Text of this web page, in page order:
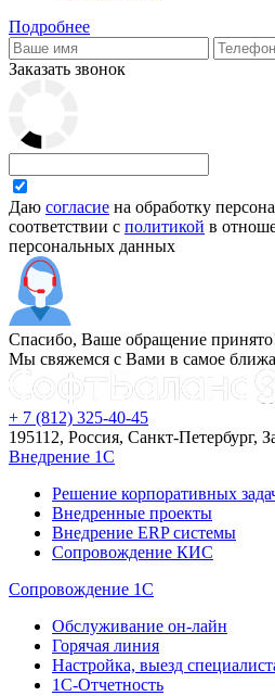
Подробнее
Заказать звонок
Даю согласие на обработку
соответствии с политикой в
персональных данных
Спасибо, Ваше обращение
Мы свяжемся с Вами в самое
+ 7 (812) 325-40-45
195112, Россия, Санкт-Петербург,
Внедрение 1С
Решение корпоративных
Внедренные проекты
Внедрение ERP системы
Сопровождение КИС
Сопровождение 1С
Обслуживание он-лайн
Горячая линия
Настройка, выезд
1С-Отчетность